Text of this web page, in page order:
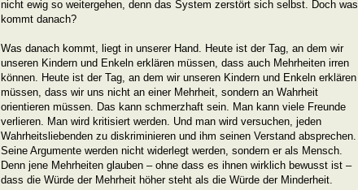
nicht ewig so weitergehen, denn das System zerstört sich selbst. Doch was
kommt danach?
Was danach kommt, liegt in unserer Hand. Heute ist der Tag, an dem wir
unseren Kindern und Enkeln erklären müssen, dass auch Mehrheiten irren
können. Heute ist der Tag, an dem wir unseren Kindern und Enkeln erklären
müssen, dass wir uns nicht an einer Mehrheit, sondern an Wahrheit
orientieren müssen. Das kann schmerzhaft sein. Man kann viele Freunde
verlieren. Man wird kritisiert werden. Und man wird versuchen, jeden
Wahrheitsliebenden zu diskriminieren und ihm seinen Verstand absprechen.
Seine Argumente werden nicht widerlegt werden, sondern er als Mensch.
Denn jene Mehrheiten glauben – ohne dass es ihnen wirklich bewusst ist –
dass die Würde der Mehrheit höher steht als die Würde der Minderheit.